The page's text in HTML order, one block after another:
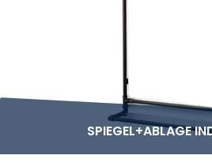
SPIEGEL+ABLAGE